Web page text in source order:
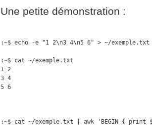
Une petite démonstration :
:~$ echo -e "1 2\n3 4\n5 6" > ~/exemple.txt
:~$ cat ~/exemple.txt
1 2
3 4
5 6
:~$ cat ~/exemple.txt | awk 'BEGIN { print